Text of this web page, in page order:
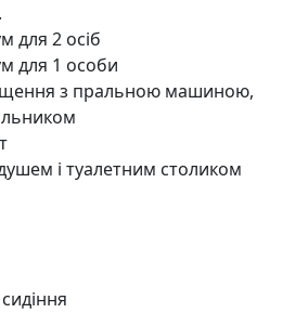
для 2 осіб
для 1 особи
з пральною машиною,
і туалетним столиком